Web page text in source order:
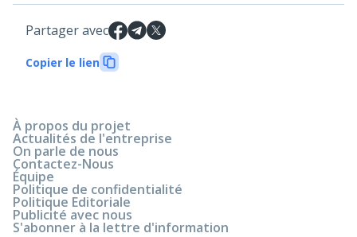
Partager avec
Copier le lien
À propos du projet
Actualités de l'entreprise
On parle de nous
Contactez-Nous
Équipe
Politique de confidentialité
Politique Editoriale
Publicité avec nous
S'abonner à la lettre d'information